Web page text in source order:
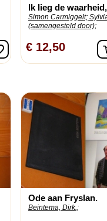
Ik lieg de
Simon Carmiggelt;
(samengesteld door);
€ 12,50
Ode aan Fryslan.
Beintema, Dirk.;